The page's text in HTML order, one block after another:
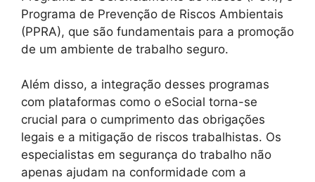
Programa de Prevenção de Riscos Ambientais
(PPRA), que são fundamentais para a promoção
de um ambiente de trabalho seguro.
Além disso, a integração desses programas
com plataformas como o eSocial torna-se
crucial para o cumprimento das obrigações
legais e a mitigação de riscos trabalhistas. Os
especialistas em segurança do trabalho não
apenas ajudam na conformidade com a